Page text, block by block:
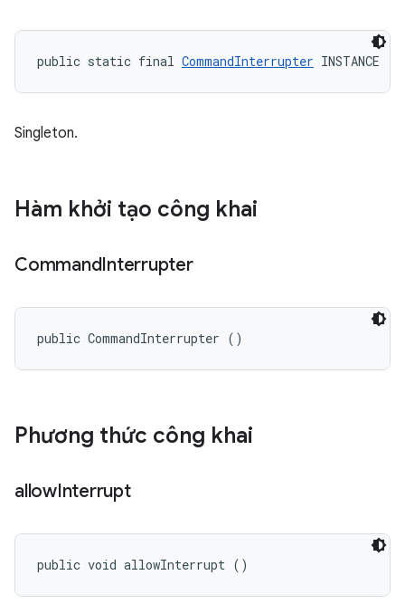
public static final CommandInterrupter INSTANCE
Singleton.
Hàm khởi tạo công khai
CommandInterrupter
public CommandInterrupter ()
Phương thức công khai
allowInterrupt
public void allowInterrupt ()